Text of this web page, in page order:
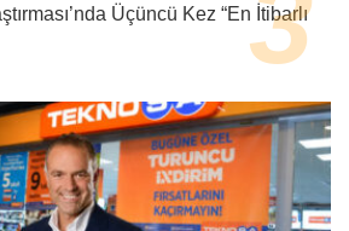
Üçüncü Kez “En İtibarlı